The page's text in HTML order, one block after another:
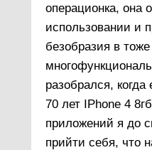
операционка, она
использовании и
безобразия в
разобрался,
70 лет IPhone 4
приложений я до
прийти себя, что